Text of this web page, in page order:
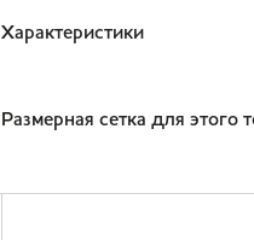
Характеристики
Размерная сетка для этого